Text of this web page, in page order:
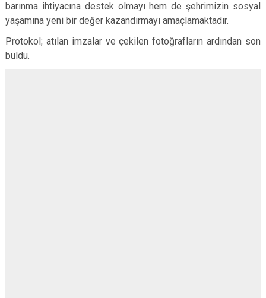
barınma ihtiyacına destek olmayı hem de şehrimizin sosyal
yaşamına yeni bir değer kazandırmayı amaçlamaktadır.
Protokol; atılan imzalar ve çekilen fotoğrafların ardından son
buldu.